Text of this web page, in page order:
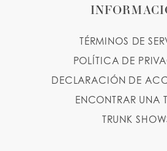
TÉRMINOS DE
POLÍTICA DE
DECLARACIÓN DE
ENCONTRAR UNA
TRUNK